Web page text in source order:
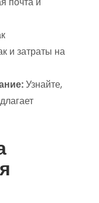
и затраты на
Узнайте,